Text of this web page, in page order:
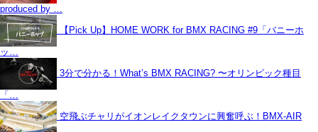
produced by …
【Pick Up】HOME WORK for BMX RACING #9「バニーホ
ッ…
3分で分かる！What’s BMX RACING? 〜オリンピック種目
「…
空飛ぶチャリがイオンレイクタウンに興奮呼ぶ！BMX-AIR